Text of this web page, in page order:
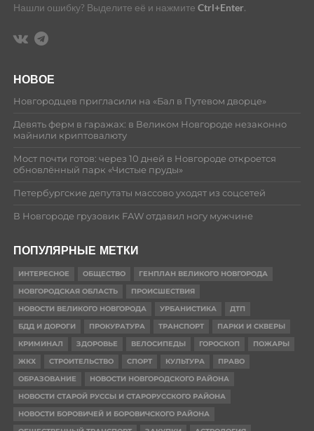
Нашли ошибку? Выделите её и нажмите Ctrl+Enter.
НОВОЕ
Новгородцев пригласили на «Бал в Путевом дворце»
Девять ферм в гаражах: в Великом Новгороде незаконно
майнили криптовалюту
Мост почти готов: через 10 дней в Новгороде откроется
обновлённый парк «Чистые пруды»
Петербургские депутаты массово уходят из соцсетей
В Новгороде грузовик FAW отдавил ногу мужчине
ПОПУЛЯРНЫЕ МЕТКИ
ИНТЕРЕСНОЕ ОБЩЕСТВО
ГЕНПЛАН ВЕЛИКОГО НОВГОРОДА
НОВГОРОДСКАЯ ОБЛАСТЬ
ПРОИСШЕСТВИЯ
НОВОСТИ ВЕЛИКОГО НОВГОРОДА
УРБАНИСТИКА
ДТП
БДД И ДОРОГИ
ПРОКУРАТУРА ТРАНСПОРТ
ПАРКИ И СКВЕРЫ
КРИМИНАЛ
ЗДОРОВЬЕ ВЕЛОСИПЕДЫ ГОРОСКОП
ПОЖАРЫ
ЖКХ
СТРОИТЕЛЬСТВО СПОРТ КУЛЬТУРА
ПРАВО
ОБРАЗОВАНИЕ
НОВОСТИ НОВГОРОДСКОГО РАЙОНА
НОВОСТИ СТАРОЙ РУССЫ И СТАРОРУССКОГО РАЙОНА
НОВОСТИ БОРОВИЧЕЙ И БОРОВИЧСКОГО РАЙОНА